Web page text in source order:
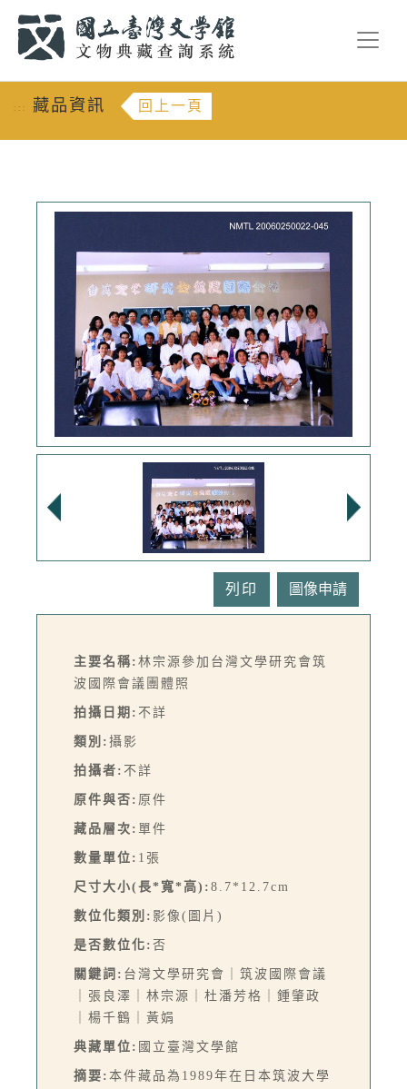
::: 藏品資訊 回上一頁
列印
主要名稱: 林宗源參加台灣文學研究會筑
波國際會議團體照
拍攝日期: 不詳
類別: 攝影
拍攝者: 不詳
原件與否: 原件
藏品層次: 單件
數量單位: 1張
尺寸大小(長*寬*高): 8.7*12.7cm
數位化類別: 影像(圖片)
是否數位化: 否
關鍵詞: 台灣文學研究會｜筑波國際會議
｜張良澤｜林宗源｜杜潘芳格｜鍾肇政
｜楊千鶴｜黃娟
典藏單位: 國立臺灣文學館
摘要: 本件藏品為1989年在日本筑波大學